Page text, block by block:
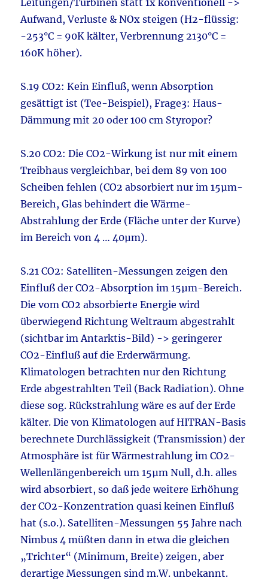
Leitungen/Turbinen statt 1x konventionell ->
Aufwand, Verluste & NOx steigen (H2-flüssig:
-253°C = 90K kälter, Verbrennung 2130°C =
160K höher).
S.19 CO2: Kein Einfluß, wenn Absorption
gesättigt ist (Tee-Beispiel), Frage3: Haus-
Dämmung mit 20 oder 100 cm Styropor?
S.20 CO2: Die CO2-Wirkung ist nur mit einem
Treibhaus vergleichbar, bei dem 89 von 100
Scheiben fehlen (CO2 absorbiert nur im 15µm-
Bereich, Glas behindert die Wärme-
Abstrahlung der Erde (Fläche unter der Kurve)
im Bereich von 4 … 40µm).
S.21 CO2: Satelliten-Messungen zeigen den
Einfluß der CO2-Absorption im 15µm-Bereich.
Die vom CO2 absorbierte Energie wird
überwiegend Richtung Weltraum abgestrahlt
(sichtbar im Antarktis-Bild) -> geringerer
CO2-Einfluß auf die Erderwärmung.
Klimatologen betrachten nur den Richtung
Erde abgestrahlten Teil (Back Radiation). Ohne
diese sog. Rückstrahlung wäre es auf der Erde
kälter. Die von Klimatologen auf HITRAN-Basis
berechnete Durchlässigkeit (Transmission) der
Atmosphäre ist für Wärmestrahlung im CO2-
Wellenlängenbereich um 15µm Null, d.h. alles
wird absorbiert, so daß jede weitere Erhöhung
der CO2-Konzentration quasi keinen Einfluß
hat (s.o.). Satelliten-Messungen 55 Jahre nach
Nimbus 4 müßten dann in etwa die gleichen
„Trichter“ (Minimum, Breite) zeigen, aber
derartige Messungen sind m.W. unbekannt.